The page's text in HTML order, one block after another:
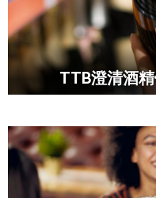
TTB澄清酒